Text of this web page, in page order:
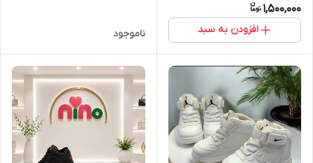
1,500,000
افزودن به سبد ناموجود